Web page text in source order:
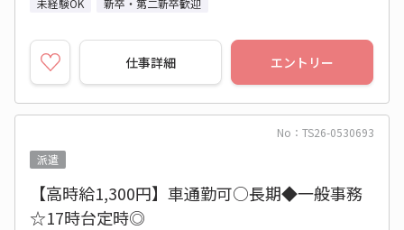
未経験OK 新卒・第二新卒歓迎
仕事詳細 エントリー
No：TS26-0530693
派遣
【高時給1,300円】車通勤可○長期◆一般事務
☆17時台定時◎